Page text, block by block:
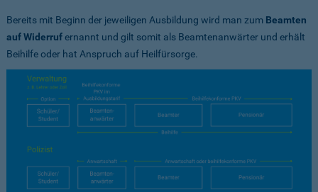
Bereits mit Beginn der jeweiligen Ausbildung wird man zum Beamten
auf Widerrufernannt und gilt somit als Beamtenanwärter und erhält
Beihilfe oder hat Anspruch auf Heilfürsorge.